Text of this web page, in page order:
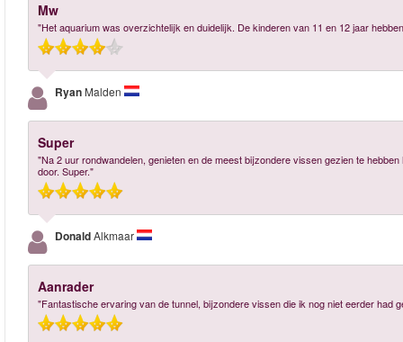
Mw
"Het aquarium was overzichtelijk en duidelijk. De kinderen van 11 en 12 jaar
Ryan Malden
Super
"Na 2 uur rondwandelen, genieten en de meest bijzondere vissen gezien te
door. Super."
DonaldAlkmaar
Aanrader
"Fantastische ervaring van de tunnel, bijzondere vissen die ik nog niet eerder had